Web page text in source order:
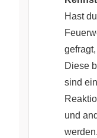
Hast
Diese
sind
und